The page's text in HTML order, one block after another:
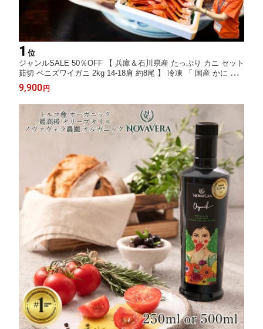
1 位
ジャンルSALE 50％OFF 【 兵庫＆石川県産 たっぷり カニ セット
茹切 ベニズワイガニ 2kg 14-18肩 約8尾 】 冷凍 「 国産 かに 送
料無料 蟹しゃぶ 蟹味噌 カニ ポーション カニ爪 ボイル ズワイガ
ニ ボイル お取り寄せグルメ 紅ズワイガニ 内祝 ギフト 」
9,900円